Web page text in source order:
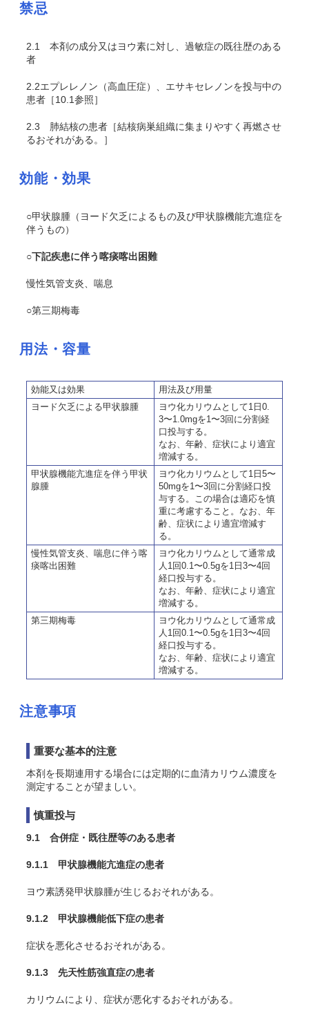
禁忌
2.1
本剤の成分又はヨウ素に対し、過敏症の既往歴のある
者
2.2エプレレノン（高血圧症）、エサキセレノンを投与中の
患者［10.1参照］
2.3 肺結核の患者［結核病巣組織に集まりやすく再燃させ
るおそれがある。］
効能・効果
○甲状腺腫（ヨード欠乏によるもの及び甲状腺機能亢進症を
伴うもの）
○下記疾患に伴う喀痰喀出困難
慢性気管支炎、喘息
○第三期梅毒
用法・容量
効能又は効果
用法及び用量
ヨード欠乏による甲状腺腫
ヨウ化カリウムとして1日0.
3〜1.0mgを1〜3回に分割経
口投与する。
なお、年齢、症状により適宜
増減する。
甲状腺機能亢進症を伴う甲状
腺腫
ヨウ化カリウムとして1日5〜
50mgを1〜3回に分割経口投
与する。この場合は適応を慎
重に考慮すること。なお、年
齢、症状により適宜増減す
る。
慢性気管支炎、喘息に伴う喀
痰喀出困難
ヨウ化カリウムとして通常成
人1回0.1〜0.5gを1日3〜4回
経口投与する。
なお、年齢、症状により適宜
増減する。
第三期梅毒
ヨウ化カリウムとして通常成
人1回0.1〜0.5gを1日3〜4回
経口投与する。
なお、年齢、症状により適宜
増減する。
注意事項
重要な基本的注意
本剤を長期連用する場合には定期的に血清カリウム濃度を
測定することが望ましい。
慎重投与
9.1 合併症・既往歴等のある患者
9.1.1 甲状腺機能亢進症の患者
ヨウ素誘発甲状腺腫が生じるおそれがある。
9.1.2 甲状腺機能低下症の患者
症状を悪化させるおそれがある。
9.1.3 先天性筋強直症の患者
カリウムにより、症状が悪化するおそれがある。